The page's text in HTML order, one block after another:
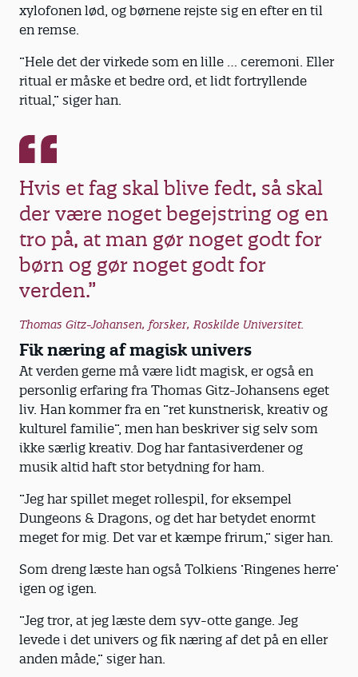
xylofonen lød, og børnene rejste sig en efter en til
en remse.
”Hele det der virkede som en lille … ceremoni. Eller
ritual er måske et bedre ord, et lidt fortryllende
ritual,” siger han.
Hvis et fag skal blive fedt, så skal
der være noget begejstring og en
tro på, at man gør noget godt for
børn og gør noget godt for
verden.”
Thomas Gitz-Johansen, forsker, Roskilde Universitet.
Fik næring af magisk univers
At verden gerne må være lidt magisk, er også en
personlig erfaring fra Thomas Gitz-Johansens eget
liv. Han kommer fra en ”ret kunstnerisk, kreativ og
kulturel familie”, men han beskriver sig selv som
ikke særlig kreativ. Dog har fantasiverdener og
musik altid haft stor betydning for ham.
”Jeg har spillet meget rollespil, for eksempel
Dungeons & Dragons, og det har betydet enormt
meget for mig. Det var et kæmpe frirum,” siger han.
Som dreng læste han også Tolkiens ’Ringenes herre’
igen og igen.
”Jeg tror, at jeg læste dem syv-otte gange. Jeg
levede i det univers og fik næring af det på en eller
anden måde,” siger han.